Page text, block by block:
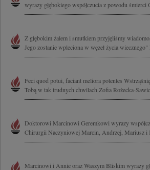
wyrazy głębokiego współczucia z powodu śmierci
Z głębokim żalem i smutkiem przyjęliśmy
Jego zostanie wpleciona w węzeł życia
Feci quod potui, faciant meliora potentes
Tobą w tak trudnych chwilach Zofia Rożecka-
Doktorowi Marcinowi Geremkowi wyrazy
Chirurgii Naczyniowej Marcin, Andrzej, Mariusz i
Marcinowi i Annie oraz Waszym Bliskim wyrazy